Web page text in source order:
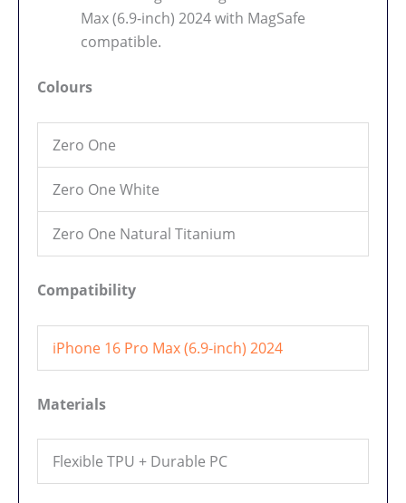
Max (6.9-inch) 2024 with MagSafe
compatible.
Colours
Zero One
Zero One White
Zero One Natural Titanium
Compatibility
iPhone 16 Pro Max (6.9-inch) 2024
Materials
Flexible TPU + Durable PC